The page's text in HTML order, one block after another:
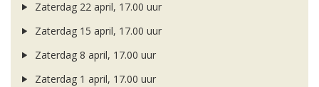
Zaterdag 22 april, 17.00 uur
Zaterdag 15 april, 17.00 uur
Zaterdag 8 april, 17.00 uur
Zaterdag 1 april, 17.00 uur